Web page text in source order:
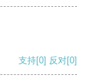
支持[0] 反对[0]